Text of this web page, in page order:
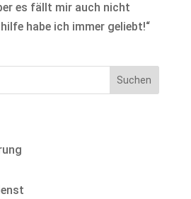
es fällt mir auch nicht
habe ich immer geliebt!“